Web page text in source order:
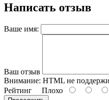
Написать отзыв
Ваше имя:
Ваш отзыв
Внимание: HTML не
Рейтинг Плохо